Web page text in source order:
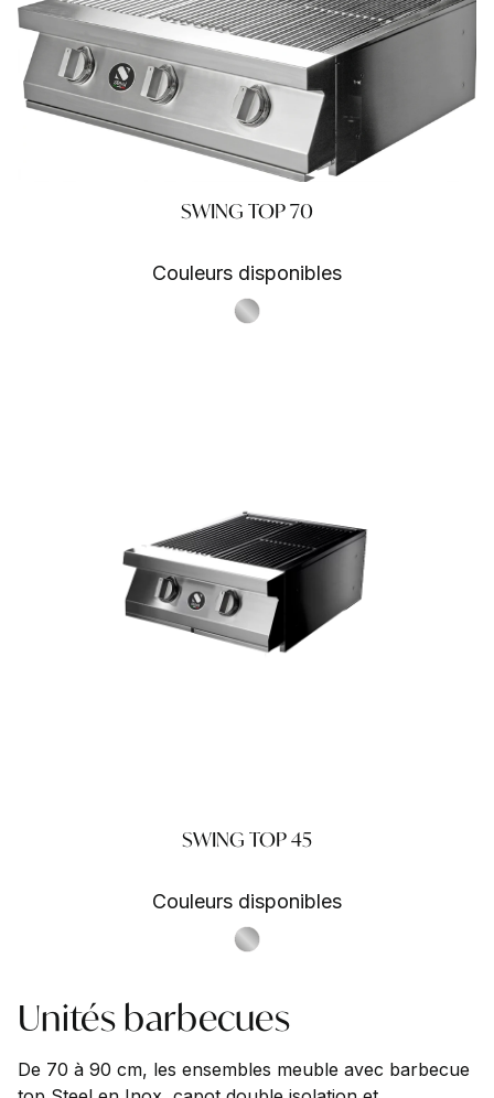
SWING TOP 70
Couleurs disponibles
S.Steel SS
SWING TOP 45
Couleurs disponibles
S.Steel SS
Unités barbecues
De 70 à 90 cm, les ensembles meuble avec barbecue